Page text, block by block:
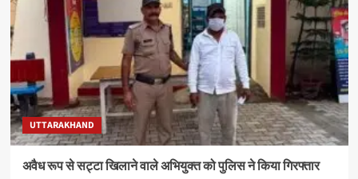
UTTARAKHAND
अवैध रूप से सट्टा खिलाने वाले अभियुक्त को पुलिस ने किया गिरफ्तार